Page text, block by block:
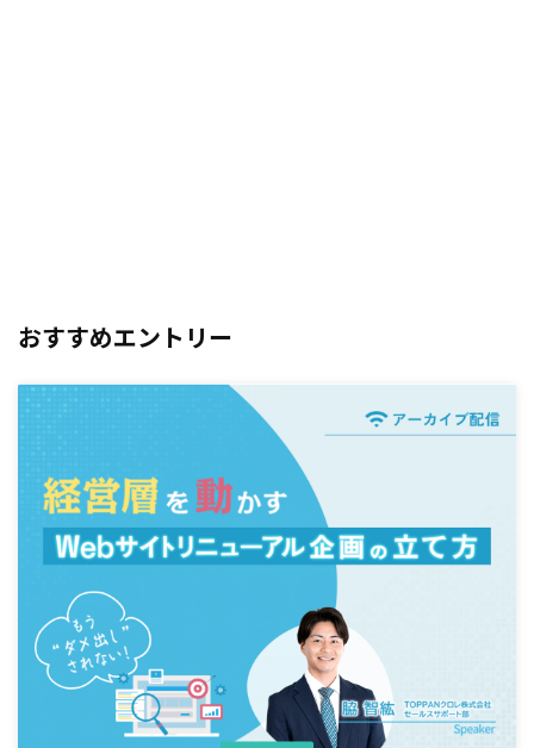
おすすめエントリー